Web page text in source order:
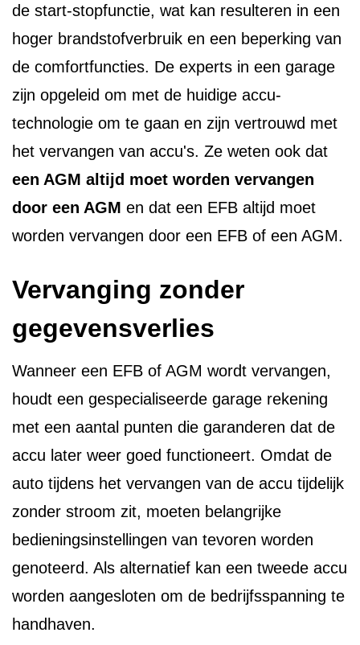
de start-stopfunctie, wat kan resulteren in een
hoger brandstofverbruik en een beperking van
de comfortfuncties. De experts in een garage
zijn opgeleid om met de huidige accu-
technologie om te gaan en zijn vertrouwd met
het vervangen van accu's. Ze weten ook dat
een AGM altijd moet worden vervangen
door een AGM en dat een EFB altijd moet
worden vervangen door een EFB of een AGM.
Vervanging zonder
gegevensverlies
Wanneer een EFB of AGM wordt vervangen,
houdt een gespecialiseerde garage rekening
met een aantal punten die garanderen dat de
accu later weer goed functioneert. Omdat de
auto tijdens het vervangen van de accu tijdelijk
zonder stroom zit, moeten belangrijke
bedieningsinstellingen van tevoren worden
genoteerd. Als alternatief kan een tweede accu
worden aangesloten om de bedrijfsspanning te
handhaven.